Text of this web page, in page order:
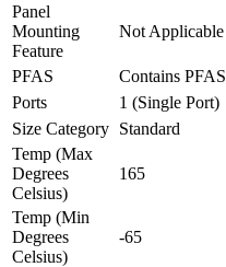
Panel
Mounting
Feature
Not Applicable
PFAS
Contains PFAS
Ports
1 (Single Port)
Size Category Standard
Temp (Max
Degrees
Celsius)
165
Temp (Min
Degrees
Celsius)
-65